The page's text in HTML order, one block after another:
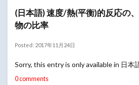
(日本語) 速度/熱(平衡)的反応の
物の比率
Posted: 2017年11月24日
Sorry, this entry is only available in 日本
0 comments